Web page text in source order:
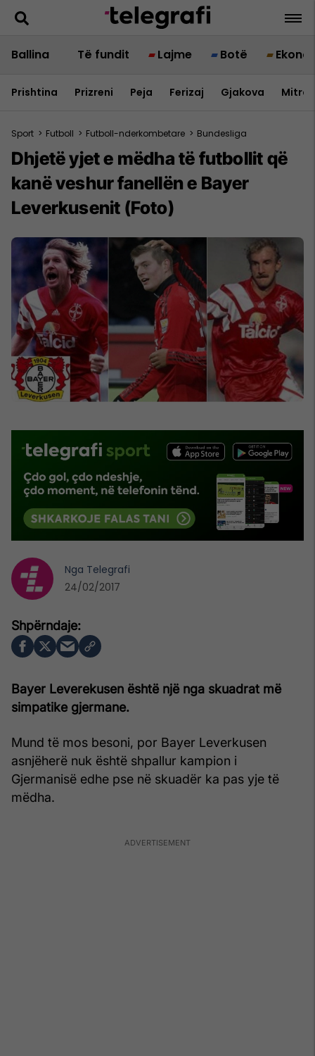
Ballina Të fundit Lajme Botë
Prishtina Prizreni Peja Ferizaj Gjakova
Sport > Futboll > Futboll-nderkombetare > Bundesliga
Dhjetë yjet e mëdha të futbollit që
kanë veshur fanellën e Bayer
Leverkusenit (Foto)
Bayer Leverekusen është një nga skuadrat më
simpatike gjermane.
Mund të mos besoni, por Bayer Leverkusen
asnjëherë nuk është shpallur kampion i
Gjermanisë edhe pse në skuadër ka pas yje të
mëdha.
Nga Telegrafi
24/02/2017